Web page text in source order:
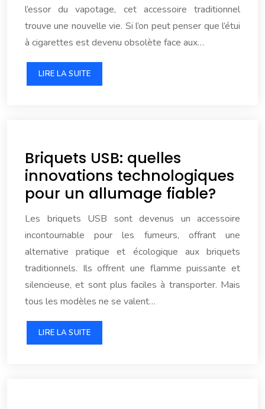
l’essor du vapotage, cet accessoire traditionnel
trouve une nouvelle vie. Si l’on peut penser que l’étui
à cigarettes est devenu obsolète face aux…
LIRE LA SUITE
Briquets USB: quelles
innovations technologiques
pour un allumage fiable?
Les briquets USB sont devenus un accessoire
incontournable pour les fumeurs, offrant une
alternative pratique et écologique aux briquets
traditionnels. Ils offrent une flamme puissante et
silencieuse, et sont plus faciles à transporter. Mais
tous les modèles ne se valent…
LIRE LA SUITE